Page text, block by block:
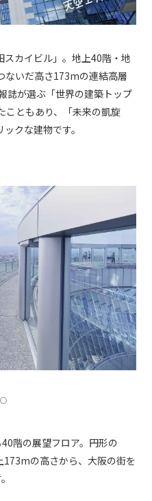
カイビル」。地上40階・地
ないだ高さ173mの連結高層
誌が選ぶ「世界の建築トップ
こともあり、「未来の凱旋
クな建物です。
階の展望フロア。円形の
173mの高さから、大阪の街を